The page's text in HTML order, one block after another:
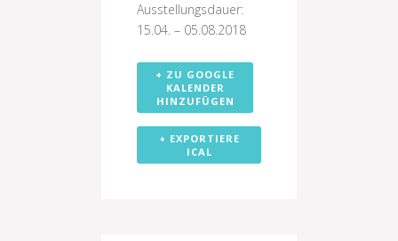
Ausstellungsdauer:
15.04. – 05.08.2018
+ ZU GOOGLE
KALENDER
HINZUFÜGEN
+ EXPORTIERE
ICAL